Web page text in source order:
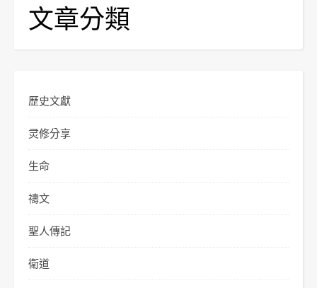
文章分類
歷史文獻
灵修分享
生命
禱文
聖人傳記
衛道